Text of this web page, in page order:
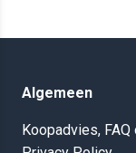
Algemeen
Koopadvies, FAQ